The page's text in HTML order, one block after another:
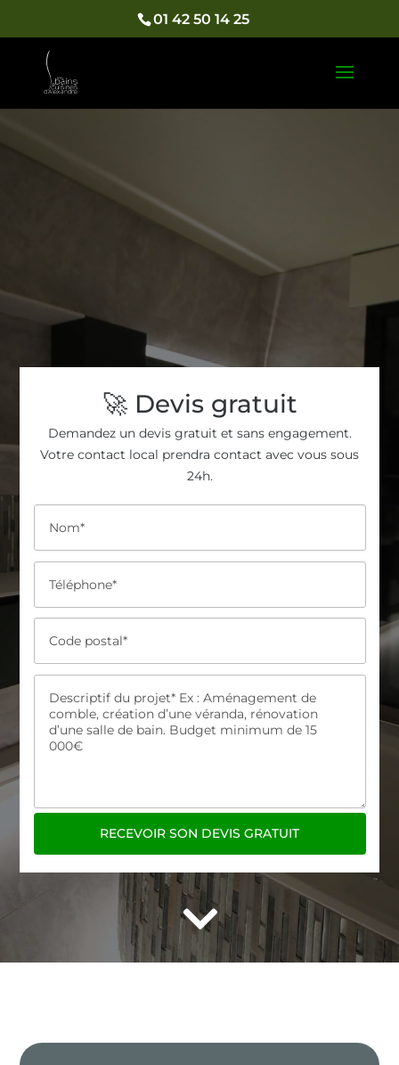
01 42 50 14 25
🚀 Devis gratuit
Demandez un devis gratuit et sans engagement.
Votre contact local prendra contact avec vous sous
24h.
RECEVOIR SON DEVIS GRATUIT
